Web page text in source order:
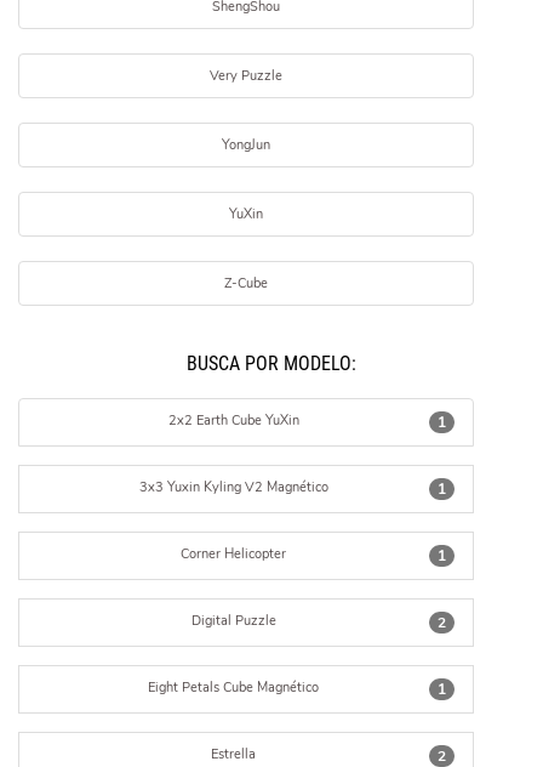
ShengShou
Very Puzzle
YongJun
YuXin
Z-Cube
BUSCÁ POR MODELO:
1
2x2 Earth Cube YuXin
1
3x3 Yuxin Kyling V2 Magnético
1
Corner Helicopter
2
Digital Puzzle
1
Eight Petals Cube Magnético
2
Estrella